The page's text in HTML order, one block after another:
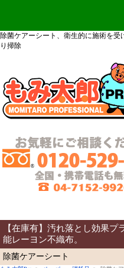
除菌ケアーシート、衛生的に施術を
り掃除
【在庫有】汚れ落とし効果
能レーヨン不織布。
除菌ケアーシート